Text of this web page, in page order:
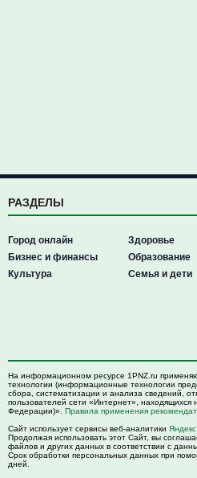
РАЗДЕЛЫ
Город онлайн
Бизнес и финансы
Культура
Здоровье
Образование
Семья и дети
На информационном ресурсе 1PNZ.ru
технологии (информационные технологии
сбора, систематизации и анализа сведений,
пользователей сети «Интернет», находящихся
Федерации)». Правила применения
Сайт использует сервисы веб-аналитики
Продолжая использовать этот Сайт, вы
файлов и других данных в соответствии с
Срок обработки персональных данных при
дней.